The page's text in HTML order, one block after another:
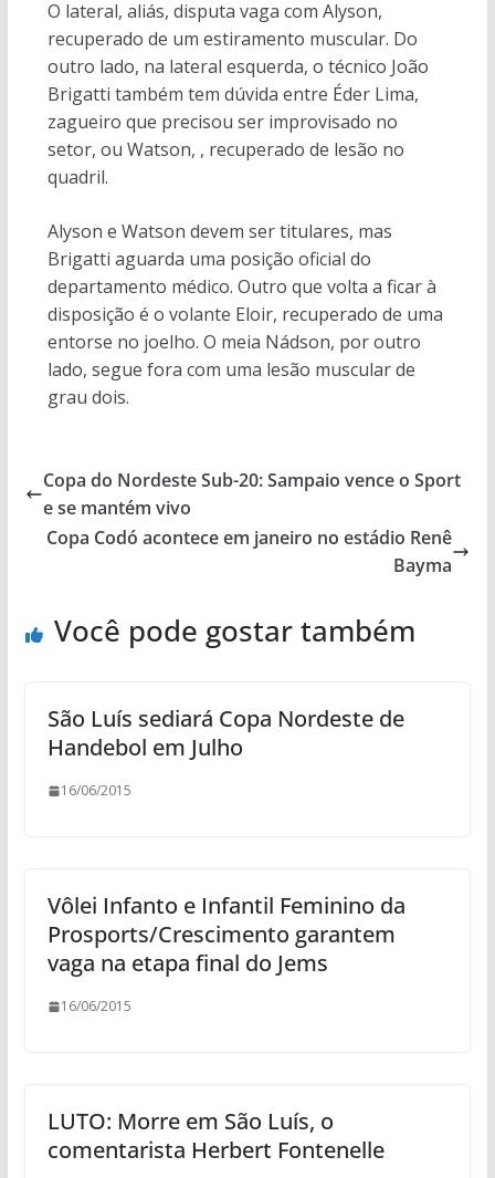
O lateral, aliás, disputa vaga com Alyson,
recuperado de um estiramento muscular. Do
outro lado, na lateral esquerda, o técnico João
Brigatti também tem dúvida entre Éder Lima,
zagueiro que precisou ser improvisado no
setor, ou Watson, , recuperado de lesão no
quadril.
Alyson e Watson devem ser titulares, mas
Brigatti aguarda uma posição oficial do
departamento médico. Outro que volta a ficar à
disposição é o volante Eloir, recuperado de uma
entorse no joelho. O meia Nádson, por outro
lado, segue fora com uma lesão muscular de
grau dois.
Copa do Nordeste Sub-20: Sampaio vence o Sport
e se mantém vivo
Copa Codó acontece em janeiro no estádio Renê
Bayma
Você pode gostar também
São Luís sediará Copa Nordeste de
Handebol em Julho
16/06/2015
Vôlei Infanto e Infantil Feminino da
Prosports/Crescimento garantem
vaga na etapa final do Jems
16/06/2015
LUTO: Morre em São Luís, o
comentarista Herbert Fontenelle